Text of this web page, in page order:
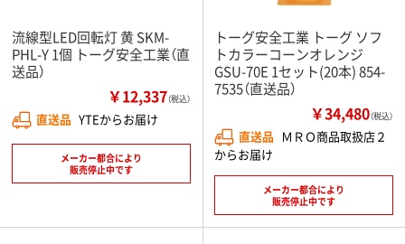
流線型LED回転灯 黄 SKM-
PHL-Y 1個 トーグ安全工業（直
送品）
￥12,337（税込）
直送品 YTEからお届け
メーカー都合により
販売停止中です
トーグ安全工業 トーグ ソフ
トカラーコーンオレンジ
GSU-70E 1セット(20本) 854-
7535（直送品）
￥34,480（税込）
直送品 ＭＲＯ商品取扱店２
からお届け
メーカー都合により
販売停止中です